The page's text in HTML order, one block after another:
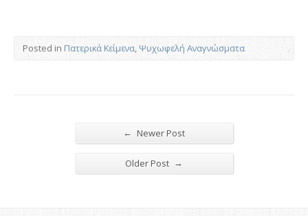
Posted in Πατερικά Κείμενα,Ψυχωφελή Αναγνώσματα
← Newer Post
Older Post →